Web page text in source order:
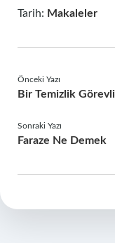
Tarih: Makaleler
Önceki Yazı
Bir Temizlik
Sonraki Yazı
Faraze Ne Demek